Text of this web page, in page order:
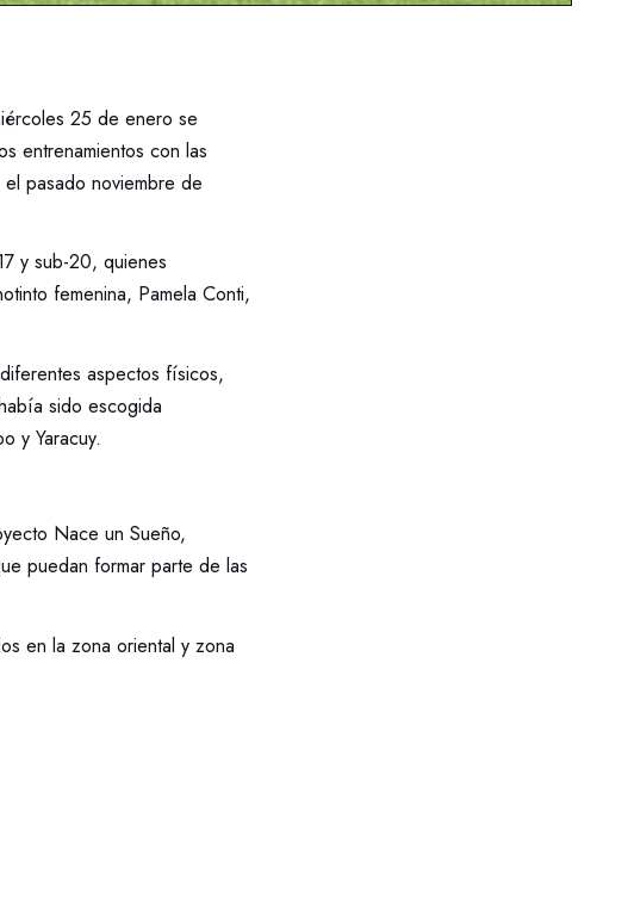
25 de enero se
entrenamientos con las
pasado noviembre de
y sub-20, quienes
femenina, Pamela Conti,
aspectos físicos,
sido escogida
y Yaracuy.
Nace un Sueño,
puedan formar parte de las
en la zona oriental y zona